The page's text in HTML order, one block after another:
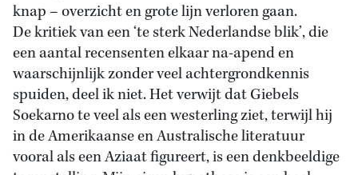
knap – overzicht en grote lijn verloren gaan.
De kritiek van een ‘te sterk Nederlandse blik’, die
een aantal recensenten elkaar na-apend en
waarschijnlijk zonder veel achtergrondkennis
spuiden, deel ik niet. Het verwijt dat Giebels
Soekarno te veel als een westerling ziet, terwijl hij
in de Amerikaanse en Australische literatuur
vooral als een Aziaat figureert, is een denkbeeldige